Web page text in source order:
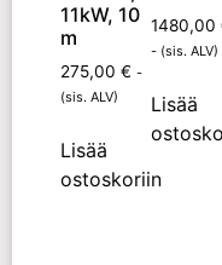
11kW, 10
m
275,00 € -
(sis. ALV)
Lisää
ostoskoriin
1480,00
- (sis. ALV)
Lisää